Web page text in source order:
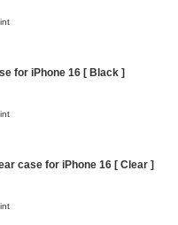
for iPhone 16 [ Black ]
case for iPhone 16 [ Clear ]